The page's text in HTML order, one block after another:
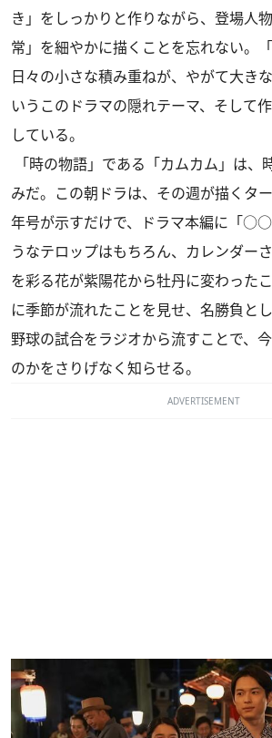
き」をしっかりと作りながら、登場人
常」を細やかに描くことを忘れない。
日々の小さな積み重ねが、やがて大き
いうこのドラマの隠れテーマ、そして
している。
「時の物語」である「カムカム」は、
みだ。この朝ドラは、その週が描くタ
年号が示すだけで、ドラマ本編に「
うなテロップはもちろん、カレンダー
を彩る花が紫陽花から牡丹に変わった
に季節が流れたことを見せ、名勝負と
野球の試合をラジオから流すことで、
のかをさりげなく知らせる。
ADVERTISEMENT